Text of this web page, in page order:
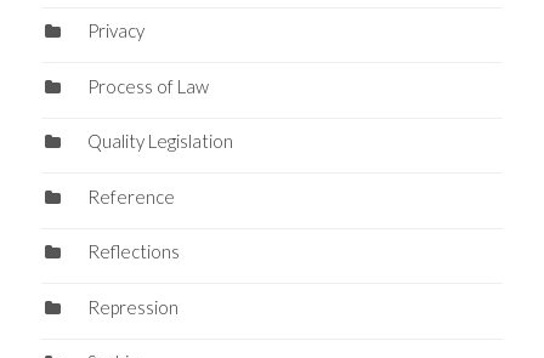
Privacy
Process of Law
Quality Legislation
Reference
Reflections
Repression